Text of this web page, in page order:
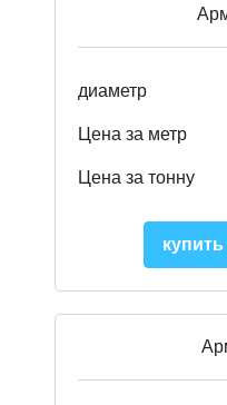
диаметр
Цена за метр
Цена за тонну